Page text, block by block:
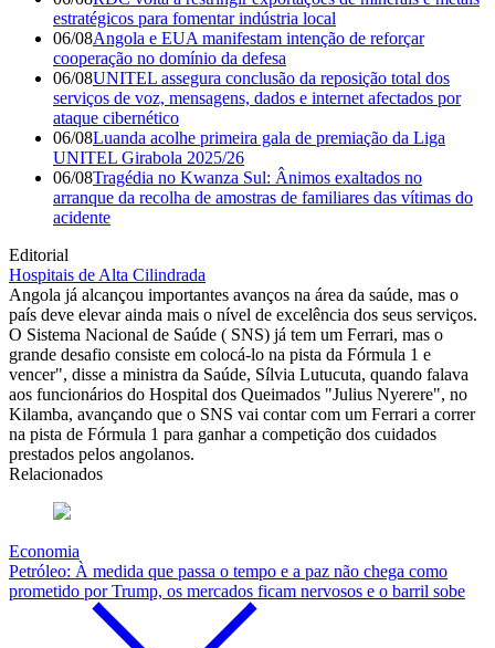
estratégicos para fomentar indústria local
06/08Angola e EUA manifestam intenção de reforçar
cooperação no domínio da defesa
06/08UNITEL assegura conclusão da reposição total dos
serviços de voz, mensagens, dados e internet afectados por
ataque cibernético
06/08Luanda acolhe primeira gala de premiação da Liga
UNITEL Girabola 2025/26
06/08Tragédia no Kwanza Sul: Ânimos exaltados no
arranque da recolha de amostras de familiares das vítimas do
acidente
Editorial
Hospitais de Alta Cilindrada
Angola já alcançou importantes avanços na área da saúde, mas o
país deve elevar ainda mais o nível de excelência dos seus serviços.
O Sistema Nacional de Saúde ( SNS) já tem um Ferrari, mas o
grande desafio consiste em colocá-lo na pista da Fórmula 1 e
vencer", disse a ministra da Saúde, Sílvia Lutucuta, quando falava
aos funcionários do Hospital dos Queimados "Julius Nyerere", no
Kilamba, avançando que o SNS vai contar com um Ferrari a correr
na pista de Fórmula 1 para ganhar a competição dos cuidados
prestados pelos angolanos.
Relacionados
Economia
Petróleo: À medida que passa o tempo e a paz não chega como
prometido por Trump, os mercados ficam nervosos e o barril sobe